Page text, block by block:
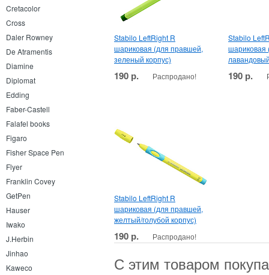
Cretacolor
Cross
Daler Rowney
De Atramentis
Diamine
Diplomat
Edding
Faber-Castell
Falafel books
Figaro
Fisher Space Pen
Flyer
Franklin Covey
GetPen
Hauser
Iwako
J.Herbin
Jinhao
Kaweco
Stabilo LeftRight R
шариковая (для правшей,
зеленый корпус)
190 р. Распродано!
Stabilo
шариковая
190 р.
Stabilo LeftRight R
шариковая (для правшей,
желтый/голубой корпус)
190 р. Распродано!
С этим товаром